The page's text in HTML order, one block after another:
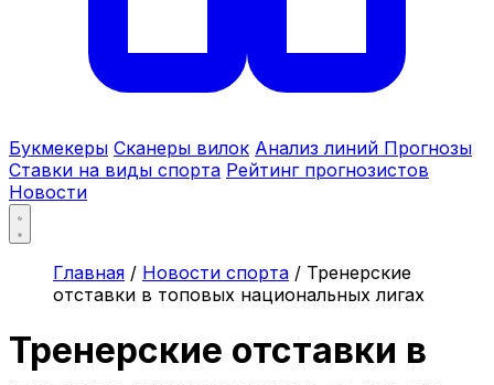
Букмекеры Сканеры вилок Анализ линий Прогнозы
Ставки на виды спорта Рейтинг прогнозистов
Новости
Главная / Новости спорта / Тренерские
отставки в топовых национальных лигах
Тренерские отставки в